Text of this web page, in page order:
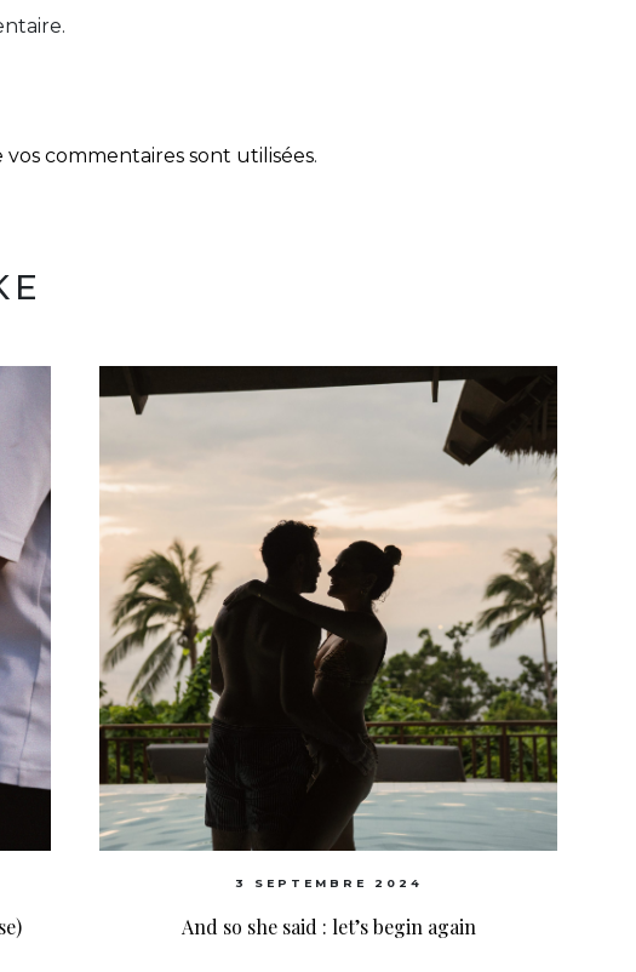
commentaires sont utilisées.
3 SEPTEMBRE 2024
And so she said : let’s begin again